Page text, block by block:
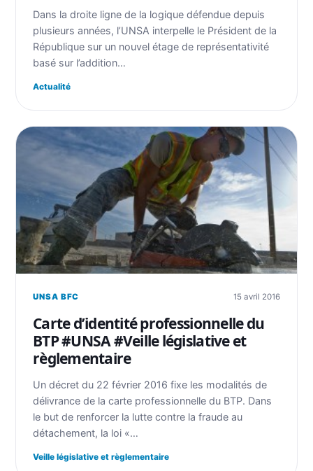
Dans la droite ligne de la logique défendue depuis
plusieurs années, l’UNSA interpelle le Président de la
République sur un nouvel étage de représentativité
basé sur l’addition…
Actualité
UNSA BFC 15 avril 2016
Carte d’identité professionnelle du
BTP #UNSA #Veille législative et
règlementaire
Un décret du 22 février 2016 fixe les modalités de
délivrance de la carte professionnelle du BTP. Dans
le but de renforcer la lutte contre la fraude au
détachement, la loi «…
Veille législative et règlementaire